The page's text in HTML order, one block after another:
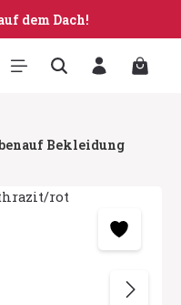
dem Dach!
Bekleidung